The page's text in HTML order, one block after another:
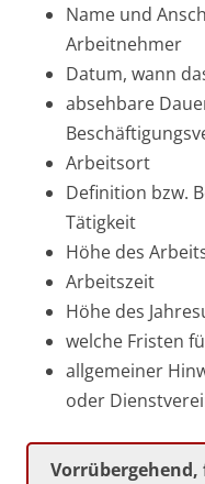
Name und
Arbeitnehmer
Datum, wann
absehbare
Arbeitsort
Definition bzw.
Tätigkeit
Höhe des
Arbeitszeit
Höhe des
welche Fristen
allgemeiner
oder